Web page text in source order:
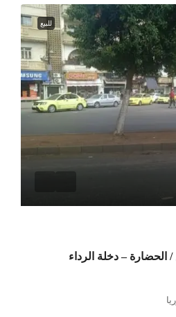
للبيع
الحضارة – دخلة الرداء